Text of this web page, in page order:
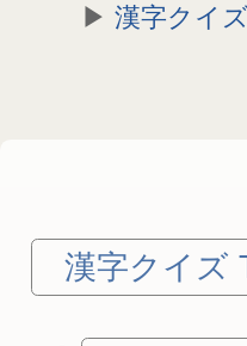
漢字クイ
漢字クイズ